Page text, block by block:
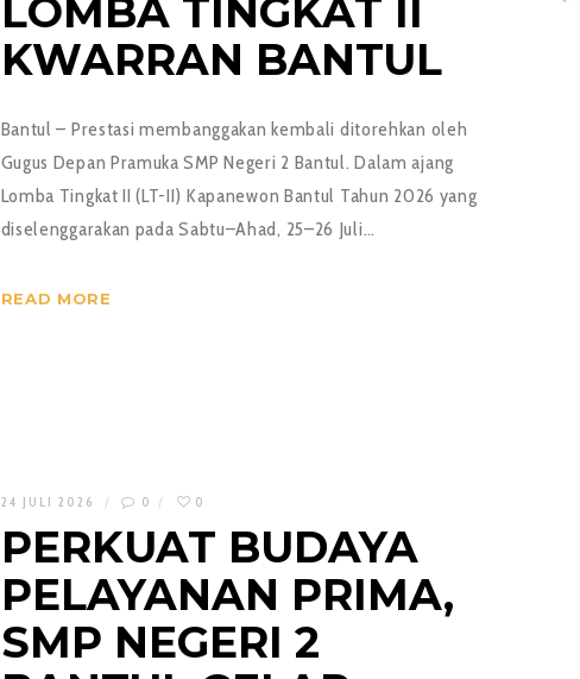
LOMBA TINGKAT II
KWARRAN BANTUL
Bantul – Prestasi membanggakan kembali ditorehkan oleh
Gugus Depan Pramuka SMP Negeri 2 Bantul. Dalam ajang
Lomba Tingkat II (LT-II) Kapanewon Bantul Tahun 2026 yang
diselenggarakan pada Sabtu–Ahad, 25–26 Juli…
READ MORE
24 JULI 2026 0 0
PERKUAT BUDAYA
PELAYANAN PRIMA,
SMP NEGERI 2